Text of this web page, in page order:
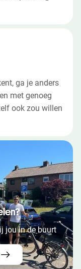
jou in de buurt
ga je anders
met genoeg
ook zou willen